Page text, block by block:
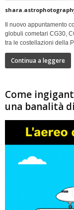
Il nuovo appuntamento
globuli cometari CG30,
tra le costellazioni della
Continua a leggere
Come
una banalità